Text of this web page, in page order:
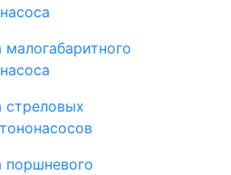
малогабаритного
стреловых
поршневого